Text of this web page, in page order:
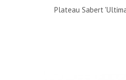
Plateau Sabert